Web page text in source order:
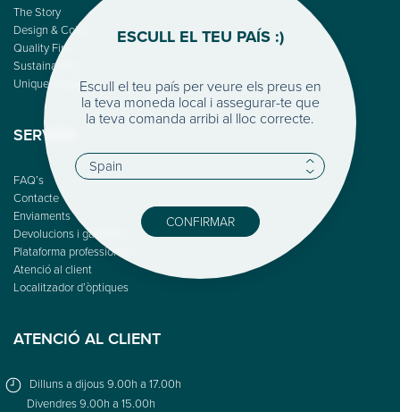
The Story
Design & Color
Quality First
Sustainability
Unique People
SERVEIS
FAQ’s
Contacte
Enviaments
Devolucions i garanties
Plataforma professionals
Atenció al client
Localitzador d’òptiques
ATENCIÓ AL CLIENT
Dilluns a dijous 9.00h a 17.00h
Divendres 9.00h a 15.00h
ESCULL EL TEU PAÍS :)
Escull el teu país per veure els preus en
la teva moneda local i assegurar-te que
la teva comanda arribi al lloc correcte.
CONFIRMAR